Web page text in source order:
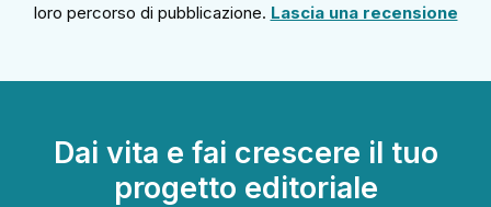
loro percorso di pubblicazione. Lascia una recensione
Dai vita e fai crescere il tuo
progetto editoriale